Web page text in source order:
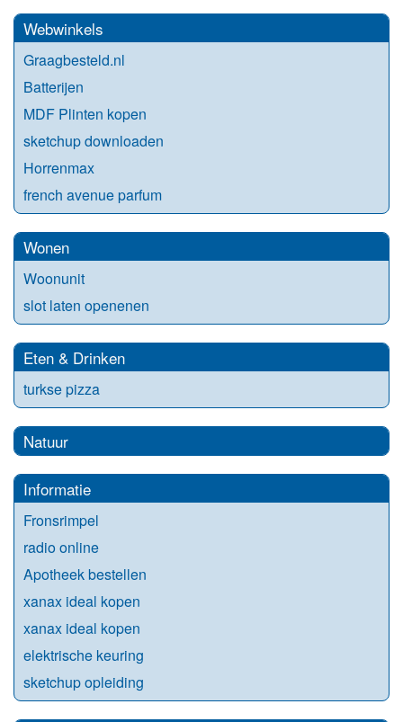
Webwinkels
Graagbesteld.nl
Batterijen
MDF Plinten kopen
sketchup downloaden
Horrenmax
french avenue parfum
Wonen
Woonunit
slot laten openenen
Eten & Drinken
turkse pizza
Natuur
Informatie
Fronsrimpel
radio online
Apotheek bestellen
xanax ideal kopen
xanax ideal kopen
elektrische keuring
sketchup opleiding